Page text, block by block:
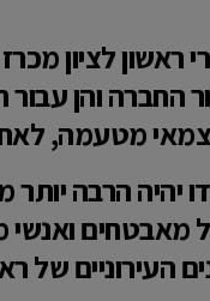
ראשון לציון
הן עבור החברה
מטעמה,
הרבה יותר
מאבטחים
של